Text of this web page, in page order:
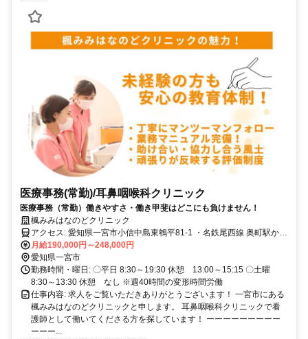
医療事務(常勤)/耳鼻咽喉科クリニック
医療事務（常勤）働きやすさ・働き甲斐はどこにも負けません！
楓みみはなのどクリニック
アクセス: 愛知県一宮市小信中島東鵯平81-1 ・名鉄尾西線 奥町駅から
車で6分 ・スタッフ用駐車場完備
月給190,000円～248,000円
愛知県一宮市
勤務時間・曜日: 〇平日 8:30～19:30 休憩 13:00～15:15 〇土曜
8:30～13:30 休憩 なし ※週40時間の変形時間労働
仕事内容: 求人をご覧いただきありがとうございます！ 一宮市にある
楓みみはなのどクリニックと申します。 耳鼻咽喉科クリニックで看
護師として働いてくださる方を探しています！ ーーーーーーーーー
ーーー...